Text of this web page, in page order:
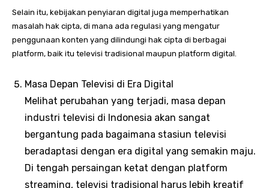
Selain itu, kebijakan penyiaran digital juga memperhatikan
masalah hak cipta, di mana ada regulasi yang mengatur
penggunaan konten yang dilindungi hak cipta di berbagai
platform, baik itu televisi tradisional maupun platform digital.
Masa Depan Televisi di Era Digital
Melihat perubahan yang terjadi, masa depan
industri televisi di Indonesia akan sangat
bergantung pada bagaimana stasiun televisi
beradaptasi dengan era digital yang semakin maju.
Di tengah persaingan ketat dengan platform
streaming, televisi tradisional harus lebih kreatif